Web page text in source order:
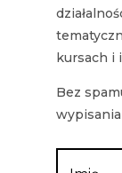
kursach i
Bez